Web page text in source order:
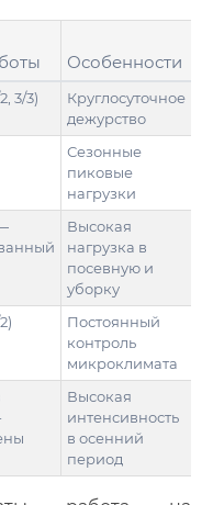
Особенности
3/3)
Круглосуточное
дежурство
Сезонные
пиковые
нагрузки
Высокая
нагрузка в
посевную и
уборку
Постоянный
контроль
микроклимата
Высокая
интенсивность
в осенний
период